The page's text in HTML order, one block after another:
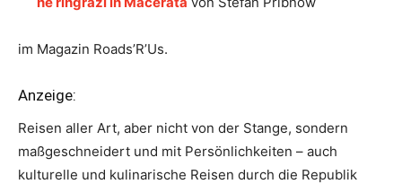
im Magazin Roads’R’Us.
Anzeige:
Reisen aller Art, aber nicht von der Stange, sondern
maßgeschneidert und mit Persönlichkeiten – auch
kulturelle und kulinarische Reisen durch die Republik